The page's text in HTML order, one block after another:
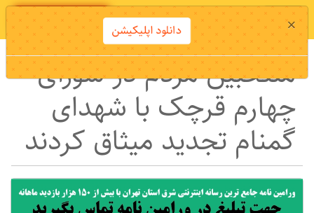
دانلود اپلیکیشن
منتخبین مردم در شورای
چهارم قرچک با شهدای
گمنام تجدید میثاق کردند
× دانلود اپلیکیشن